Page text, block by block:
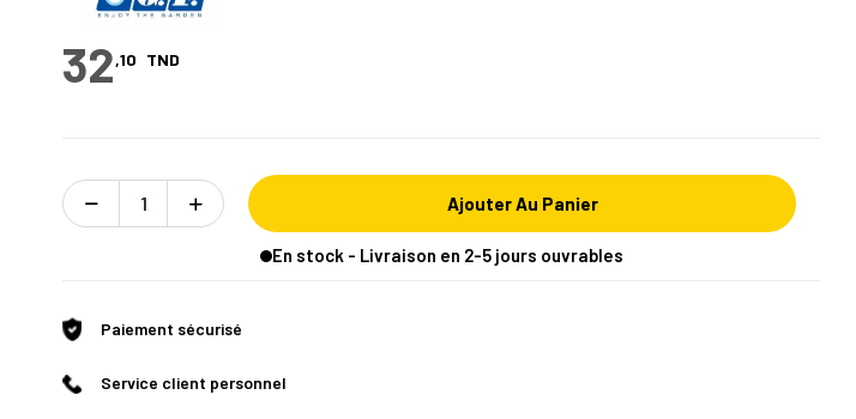
32,10 TND
Ajouter Au Panier
En stock - Livraison en 2-5 jours ouvrables
Paiement sécurisé
Service client personnel